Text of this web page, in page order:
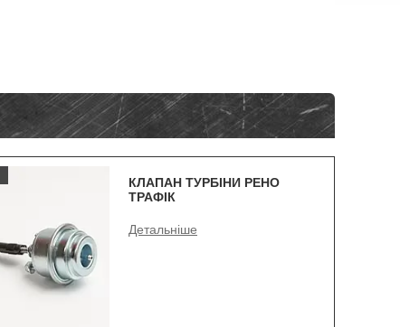
КЛАПАН ТУРБІНИ РЕНО
ТРАФІК